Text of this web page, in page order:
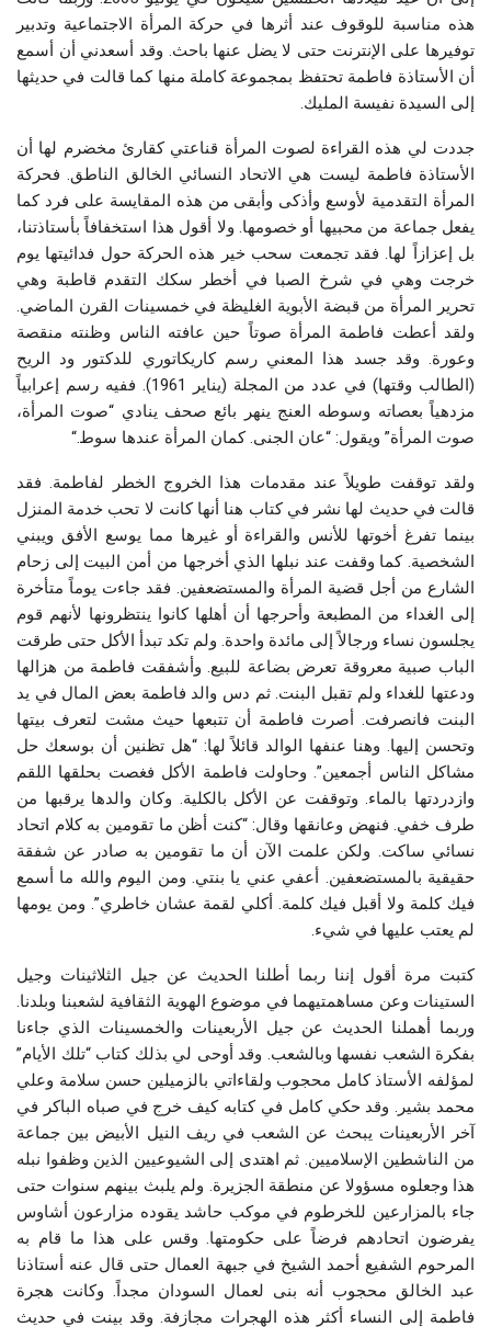
هذه مناسبة للوقوف عند أثرها في حركة المرأة الاجتماعية وتدبير
توفيرها على الإنترنت حتى لا يضل عنها باحث. وقد أسعدني أن أسمع
أن الأستاذة فاطمة تحتفظ بمجموعة كاملة منها كما قالت في حديثها
إلى السيدة نفيسة المليك.
جددت لي هذه القراءة لصوت المرأة قناعتي كقارئ مخضرم لها أن
الأستاذة فاطمة ليست هي الاتحاد النسائي الخالق الناطق. فحركة
المرأة التقدمية لأوسع وأذكى وأبقى من هذه المقايسة على فرد كما
يفعل جماعة من محبيها أو خصومها. ولا أقول هذا استخفافاً بأستاذتنا،
بل إعزازاً لها. فقد تجمعت سحب خير هذه الحركة حول فدائيتها يوم
خرجت وهي في شرخ الصبا في أخطر سكك التقدم قاطبة وهي
تحرير المرأة من قبضة الأبوية الغليظة في خمسينات القرن الماضي.
ولقد أعطت فاطمة المرأة صوتاً حين عافته الناس وظنته منقصة
وعورة. وقد جسد هذا المعني رسم كاريكاتوري للدكتور ود الريح
(الطالب وقتها) في عدد من المجلة (يناير 1961). ففيه رسم إعرابياً
مزدهياً بعصاته وسوطه العنج ينهر بائع صحف ينادي “صوت المرأة،
صوت المرأة” ويقول: “عان الجنى. كمان المرأة عندها سوط“.
ولقد توقفت طويلاً عند مقدمات هذا الخروج الخطر لفاطمة. فقد
قالت في حديث لها نشر في كتاب هنا أنها كانت لا تحب خدمة المنزل
بينما تفرغ أخوتها للأنس والقراءة أو غيرها مما يوسع الأفق ويبني
الشخصية. كما وقفت عند نبلها الذي أخرجها من أمن البيت إلى زحام
الشارع من أجل قضية المرأة والمستضعفين. فقد جاءت يوماً متأخرة
إلى الغداء من المطبعة وأحرجها أن أهلها كانوا ينتظرونها لأنهم قوم
يجلسون نساء ورجالاً إلى مائدة واحدة. ولم تكد تبدأ الأكل حتى طرقت
الباب صبية معروقة تعرض بضاعة للبيع. وأشفقت فاطمة من هزالها
ودعتها للغداء ولم تقبل البنت. ثم دس والد فاطمة بعض المال في يد
البنت فانصرفت. أصرت فاطمة أن تتبعها حيث مشت لتعرف بيتها
وتحسن إليها. وهنا عنفها الوالد قائلاً لها: “هل تظنين أن بوسعك حل
مشاكل الناس أجمعين”. وحاولت فاطمة الأكل فغصت بحلقها اللقم
وازدردتها بالماء. وتوقفت عن الأكل بالكلية. وكان والدها يرقبها من
طرف خفي. فنهض وعانقها وقال: “كنت أظن ما تقومين به كلام اتحاد
نسائي ساكت. ولكن علمت الآن أن ما تقومين به صادر عن شفقة
حقيقية بالمستضعفين. أعفي عني يا بنتي. ومن اليوم والله ما أسمع
فيك كلمة ولا أقبل فيك كلمة. أكلي لقمة عشان خاطري”. ومن يومها
لم يعتب عليها في شيء.
كتبت مرة أقول إننا ربما أطلنا الحديث عن جيل الثلاثينات وجيل
الستينات وعن مساهمتيهما في موضوع الهوية الثقافية لشعبنا وبلدنا.
وربما أهملنا الحديث عن جيل الأربعينات والخمسينات الذي جاءنا
بفكرة الشعب نفسها وبالشعب. وقد أوحى لي بذلك كتاب “تلك الأيام”
لمؤلفه الأستاذ كامل محجوب ولقاءاتي بالزميلين حسن سلامة وعلي
محمد بشير. وقد حكي كامل في كتابه كيف خرج في صباه الباكر في
آخر الأربعينات يبحث عن الشعب في ريف النيل الأبيض بين جماعة
من الناشطين الإسلاميين. ثم اهتدى إلى الشيوعيين الذين وظفوا نبله
هذا وجعلوه مسؤولا عن منطقة الجزيرة. ولم يلبث بينهم سنوات حتى
جاء بالمزارعين للخرطوم في موكب حاشد يقوده مزارعون أشاوس
يفرضون اتحادهم فرضاً على حكومتها. وقس على هذا ما قام به
المرحوم الشفيع أحمد الشيخ في جبهة العمال حتى قال عنه أستاذنا
عبد الخالق محجوب أنه بنى لعمال السودان مجداً. وكانت هجرة
فاطمة إلى النساء أكثر هذه الهجرات مجازفة. وقد بينت في حديث